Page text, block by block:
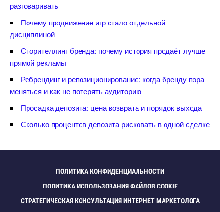
разговаривать
Почему продвижение игр стало отдельной
дисциплиной
Сторителлинг бренда: почему история продаёт лучше
прямой рекламы
Ребрендинг и репозиционирование: когда бренду пора
меняться и как не потерять аудиторию
Просадка депозита: цена возврата и порядок выхода
Сколько процентов депозита рисковать в одной сделке
ПОЛИТИКА КОНФИДЕНЦИАЛЬНОСТИ
ПОЛИТИКА ИСПОЛЬЗОВАНИЯ ФАЙЛОВ COOKIE
СТРАТЕГИЧЕСКАЯ КОНСУЛЬТАЦИЯ ИНТЕРНЕТ МАРКЕТОЛОГА